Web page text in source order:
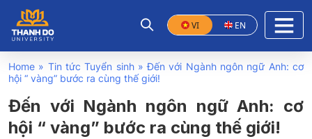
VI EN
Home » Tin tức Tuyển sinh»Đến với Ngành ngôn ngữ Anh: cơ
hội “ vàng” bước ra cùng thế giới!
Đến với Ngành ngôn ngữ Anh: cơ
hội “ vàng” bước ra cùng thế giới!